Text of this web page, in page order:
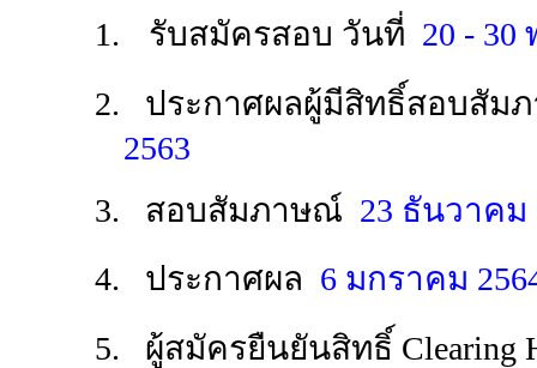
1. รับสมัครสอบ วันที่ 20 - 30
2. ประกาศผลผู้มีสิทธิ์สอบสัม
2563
3. สอบสัมภาษณ์ 23 ธันวาคม
4. ประกาศผล 6 มกราคม
5. ผู้สมัครยืนยันสิทธิ์ Clearing